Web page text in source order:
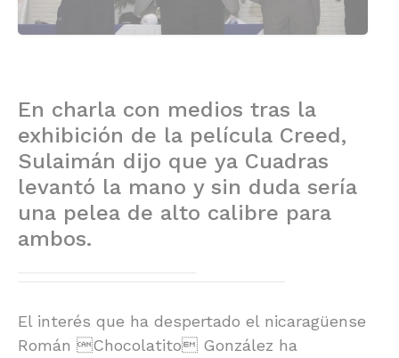
En charla con medios tras la
exhibición de la película Creed,
Sulaimán dijo que ya Cuadras
levantó la mano y sin duda sería
una pelea de alto calibre para
ambos.
El interés que ha despertado el nicaragüense
Román Chocolatito González ha